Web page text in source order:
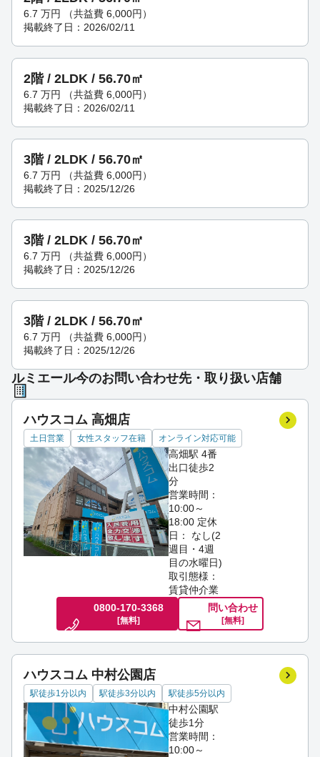
6.7 万円
（共益費 6,000円）
掲載終了日：2026/02/11
2階 / 2LDK / 56.70㎡
6.7 万円
（共益費 6,000円）
掲載終了日：2026/02/11
3階 / 2LDK / 56.70㎡
6.7 万円
（共益費 6,000円）
掲載終了日：2025/12/26
3階 / 2LDK / 56.70㎡
6.7 万円
（共益費 6,000円）
掲載終了日：2025/12/26
3階 / 2LDK / 56.70㎡
6.7 万円
（共益費 6,000円）
掲載終了日：2025/12/26
ルミエール今のお問い合わせ先・取り扱い店舗
ハウスコム 高畑店
土日営業 女性スタッフ在籍 オンライン対応可能
高畑駅 4番
出口徒歩2
分
営業時間：
10:00～
18:00 定休
日： なし(2
週目・4週
目の水曜日)
取引態様：
賃貸仲介業
0800-170-3368
[無料]
問い合わせ
[無料]
ハウスコム 中村公園店
駅徒歩1分以内 駅徒歩3分以内 駅徒歩5分以内
中村公園駅
徒歩1分
営業時間：
10:00～